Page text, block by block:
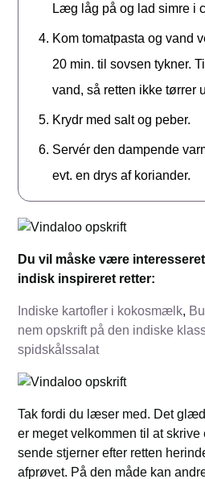
Læg låg på og lad simre i
Kom tomatpasta og vand
20 min. til sovsen tykner.
vand, så retten ikke tørrer
Krydr med salt og peber.
Servér den dampende
evt. en drys af koriander.
Du vil måske være
indisk inspireret retter:
Indiske kartofler i kokosmælk,
nem opskrift på den indiske
spidskålssalat
Tak fordi du læser med. Det
er meget velkommen til at
sende stjerner efter retten
afprøvet. På den måde kan